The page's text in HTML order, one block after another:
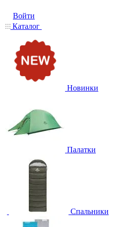
Войти
Каталог
Новинки
Палатки
Спальники